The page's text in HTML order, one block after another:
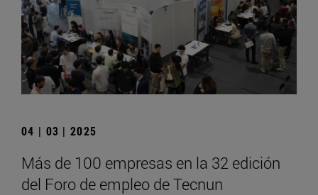
04 | 03 | 2025
Más de 100 empresas en la 32 edición
del Foro de empleo de Tecnun